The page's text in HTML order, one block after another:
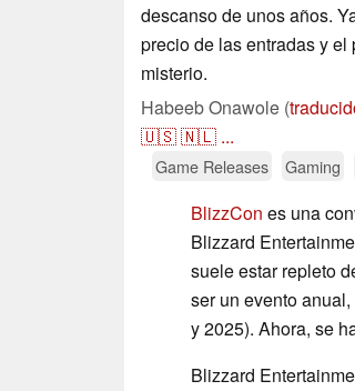
descanso de unos años.
precio de las entradas y
misterio.
Habeeb Onawole (
🇺🇸🇳🇱 ...
Game Releases Gaming
BlizzCon es una
Blizzard
suele estar repleto
ser un evento
y 2025). Ahora, se
Blizzard